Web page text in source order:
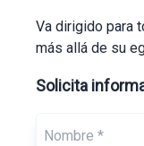
Va dirigido para
más allá de su
Solicita